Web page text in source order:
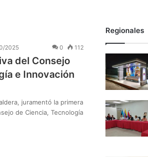
2025 0 112
del Consejo
e Innovación
juramentó la primera
de Ciencia, Tecnología
Regionales